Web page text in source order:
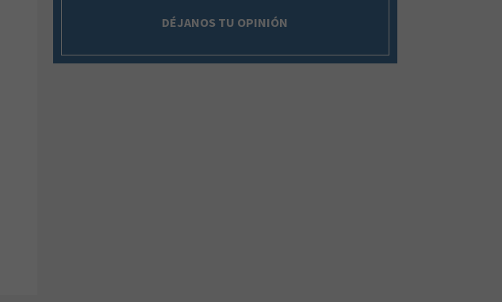
DÉJANOS TU OPINIÓN